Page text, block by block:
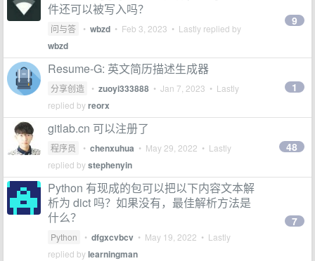
件还可以被写入吗？
问与答 • wbzd • Feb 3, 2023 • Lastly replied by
wbzd
9
Resume-G: 英文简历描述生成器
分享创造 • zuoyi333888 • Jan 7, 2023 • Lastly
replied byreorx
1
gitlab.cn 可以注册了
程序员 • chenxuhua • May 29, 2022 • Lastly
replied bystephenyin
48
Python 有现成的包可以把以下内容文本解
析为 dict 吗？如果没有，最佳解析方法是
什么？
Python • dfgxcvbcv • May 19, 2022 • Lastly
replied bylearningman
7